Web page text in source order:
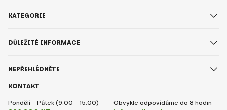
KONTAKT
Pondělí - Pátek (9:00 - 15:00) Obvykle odpovídáme do 8 hodin
KATEGORIE
DŮLEŽITÉ INFORMACE
NEPŘEHLÉDNĚTE